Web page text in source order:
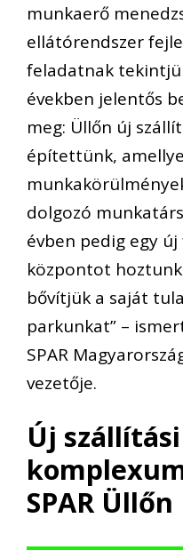
munkaerő
ellátórendszer
feladatnak
években jelentős
meg: Üllőn új
építettünk,
dolgozó
évben pedig egy
központot
bővítjük a saját
parkunkat” –
SPAR
vezetője.
Új szállítási
SPAR Üllőn